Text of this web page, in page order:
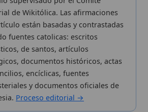
del patrimonio doctrinal,
Iglesia Católica. Parte de la red formativa
Católico y Custodio Animae. Con
LicenciaCC BY-SA(texto). Editado en
3101-7339 . Bajo el patrocinio de San
Carlo Acutis.
Categorias
Más visitados
Nuevas entradas
Cambios recientes
Aplicaciones
Kit de Prensa